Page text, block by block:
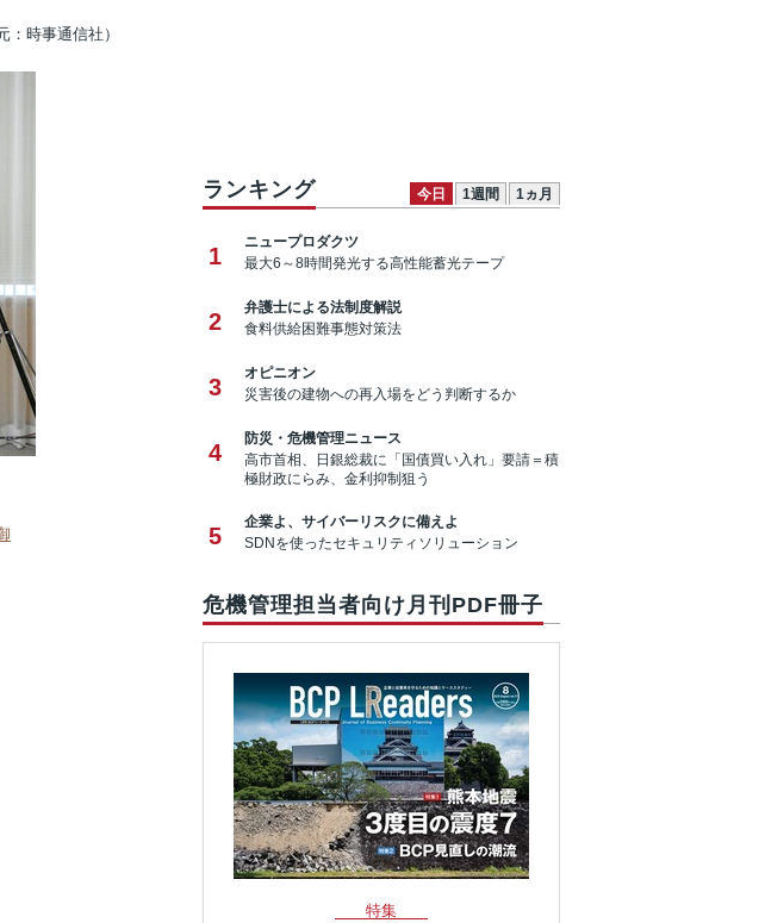
：時事通信社）
ランキング 今日 1週間 1ヵ月
1
ニュープロダクツ
最大6～8時間発光する高性能蓄光テープ
2
弁護士による法制度解説
食料供給困難事態対策法
3
オピニオン
災害後の建物への再入場をどう判断するか
4
防災・危機管理ニュース
高市首相、日銀総裁に「国債買い入れ」要請＝積
極財政にらみ、金利抑制狙う
5
企業よ、サイバーリスクに備えよ
SDNを使ったセキュリティソリューション
危機管理担当者向け月刊PDF冊子
特集